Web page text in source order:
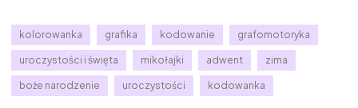
kolorowanka grafika kodowanie grafomotoryka
uroczystości i święta mikołajki adwent zima
boże narodzenie uroczystości kodowanka